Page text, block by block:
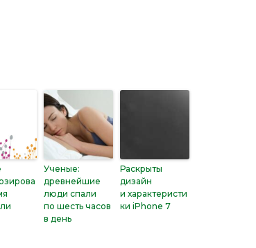
Ученые:
древнейшие
люди спали
по шесть часов
в день
Раскрыты
дизайн
и характеристи
ки iPhone 7